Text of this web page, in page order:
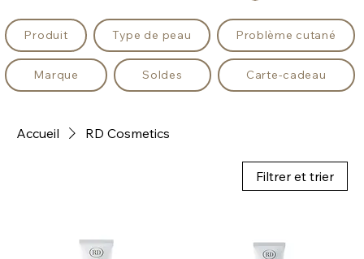
Accueil RD Cosmetics
Filtrer et trier
Produit Type de peau Problème cutané
Marque Soldes Carte-cadeau